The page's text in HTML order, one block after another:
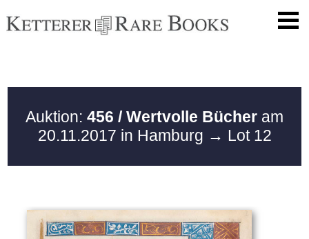
Auktion: 456 / Wertvolle Bücher am
20.11.2017 in Hamburg → Lot 12